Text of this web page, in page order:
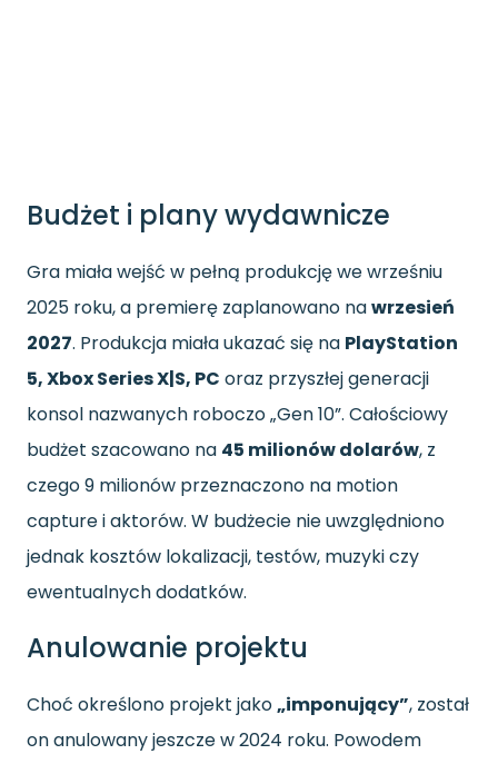
Budżet i plany wydawnicze
Gra miała wejść w pełną produkcję we wrześniu
2025 roku, a premierę zaplanowano nawrzesień
2027. Produkcja miała ukazać się na PlayStation
5, Xbox Series X|S, PC oraz przyszłej generacji
konsol nazwanych roboczo „Gen 10”. Całościowy
budżet szacowano na 45 milionów dolarów, z
czego 9 milionów przeznaczono na motion
capture i aktorów. W budżecie nie uwzględniono
jednak kosztów lokalizacji, testów, muzyki czy
ewentualnych dodatków.
Anulowanie projektu
Choć określono projekt jako „imponujący”, został
on anulowany jeszcze w 2024 roku. Powodem